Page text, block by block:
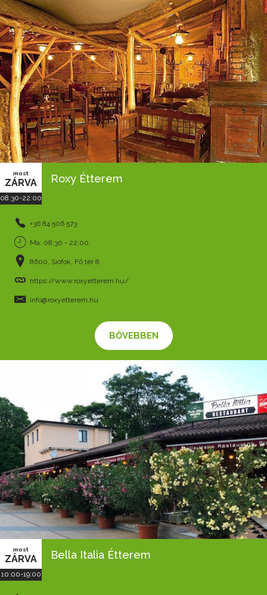
most
ZÁRVA
08:30-22:00
Roxy Étterem
+36 84 506 573
Ma: 08:30 - 22:00
8600, Siófok, Fő tér 8.
https://www.roxyetterem.hu/
info@roxyetterem.hu
BŐVEBBEN
most
ZÁRVA
10:00-19:00
Bella Italia Étterem